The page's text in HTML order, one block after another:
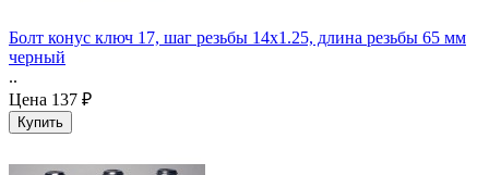
Болт конус ключ 17, шаг резьбы 14x1.25, длина резьбы 65 мм
черный
..
Цена 137 ₽